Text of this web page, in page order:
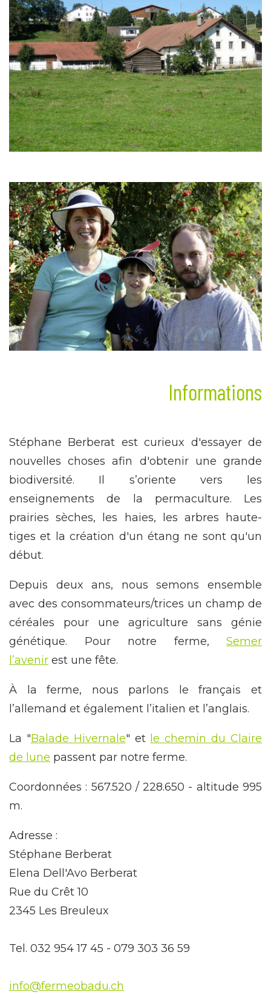
Informations
Stéphane Berberat est curieux d'essayer de
nouvelles choses afin d'obtenir une grande
biodiversité. Il s’oriente vers les
enseignements de la permaculture. Les
prairies sèches, les haies, les arbres haute-
tiges et la création d'un étang ne sont qu'un
début.
Depuis deux ans, nous semons ensemble
avec des consommateurs/trices un champ de
céréales pour une agriculture sans génie
génétique. Pour notre ferme, Semer
l’avenir est une fête.
À la ferme, nous parlons le français et
l’allemand et également l’italien et l’anglais.
La "Balade Hivernale" et le chemin du Claire
de lune passent par notre ferme.
Coordonnées : 567.520 / 228.650 - altitude 995
m.
Adresse :
Stéphane Berberat
Elena Dell'Avo Berberat
Rue du Crêt 10
2345 Les Breuleux
Tel. 032 954 17 45 - 079 303 36 59
info@fermeobadu.ch